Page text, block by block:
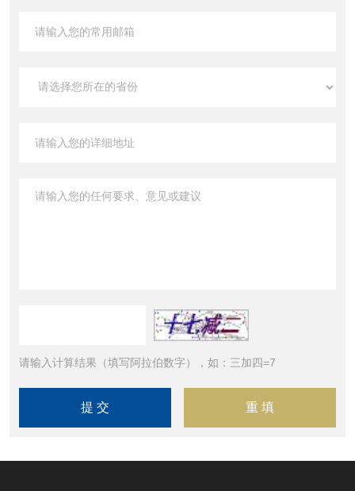
请输入计算结果（填写阿拉伯数字），如：三加四=7